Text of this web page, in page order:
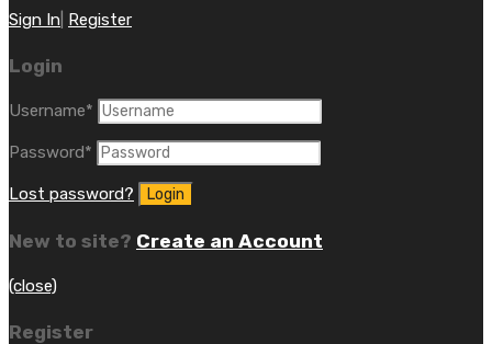
Sign In Register
Login
Username*
Password*
Lost password?
New to site? Create an Account
(close)
Register